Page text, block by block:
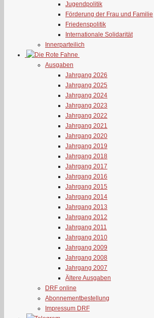
Jugendpolitik
Förderung der Frau und Familie
Friedenspolitik
Internationale Solidarität
Innerparteilich
Ausgaben
Jahrgang 2026
Jahrgang 2025
Jahrgang 2024
Jahrgang 2023
Jahrgang 2022
Jahrgang 2021
Jahrgang 2020
Jahrgang 2019
Jahrgang 2018
Jahrgang 2017
Jahrgang 2016
Jahrgang 2015
Jahrgang 2014
Jahrgang 2013
Jahrgang 2012
Jahrgang 2011
Jahrgang 2010
Jahrgang 2009
Jahrgang 2008
Jahrgang 2007
Ältere Ausgaben
DRF online
Abonnementbestellung
Impressum DRF